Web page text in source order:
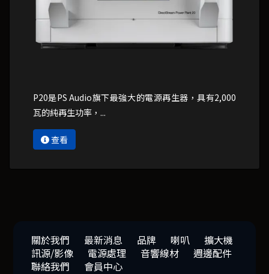
P20是PS Audio旗下最強大的電源再生器，具有2,000
瓦的純再生功率，...
查看
關於我們 最新消息 品牌 喇叭
擴大機
訊源/影像
電源處理 音響線材
週邊配件
聯絡我們
會員中心